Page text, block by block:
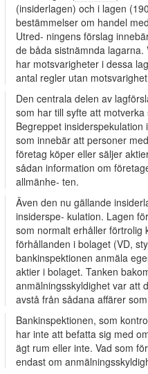
(insiderlagen) och i lagen
bestämmelser om handel
Utred- ningens förslag
de båda sistnämnda
har motsvarigheter i dessa
antal regler utan
Den centrala delen av
som har till syfte att
Begreppet
som innebär att personer
företag köper eller säljer
sådan information om
allmänhe- ten.
Även den nu gällande
insiderspe- kulation. Lagen
som normalt erhåller förtrolig
förhållanden i bolaget (VD,
bankinspektionen anmäla
aktier i bolaget. Tanken
anmälningsskyldighet var att
avstå från sådana affärer
Bankinspektionen, som
har inte att befatta sig med
ägt rum eller inte. Vad som
endast om